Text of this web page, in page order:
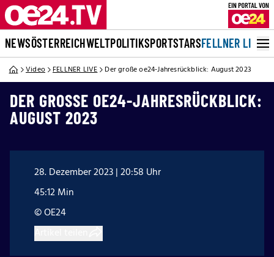
NEWSÖSTERREICHWELTPOLITIKSPORTSTARSFELLNER LIVE
Video FELLNER LIVE Der große oe24-Jahresrückblick: August 2023
DER GROSSE OE24-JAHRESRÜCKBLICK: A
UGUST 2023
28. Dezember 2023 | 20:58 Uhr
45:12 Min
© OE24